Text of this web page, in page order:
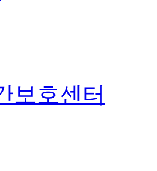
보호센터